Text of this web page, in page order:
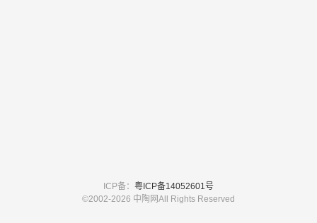
ICP备： 粤ICP备14052601号
©2002-2026 中陶网All Rights Reserved